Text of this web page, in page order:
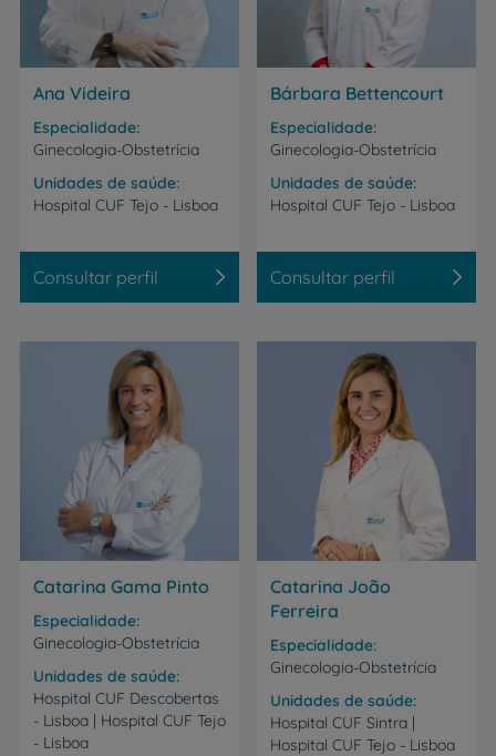
Ana Videira
Especialidade
Ginecologia-Obstetrícia
Unidades de saúde
Hospital CUF Tejo - Lisboa
Consultar perfil
Bárbara Bettencourt
Especialidade
Ginecologia-Obstetrícia
Unidades de saúde
Hospital CUF Tejo - Lisboa
Consultar perfil
Catarina Gama Pinto
Especialidade
Ginecologia-Obstetrícia
Unidades de saúde
Hospital CUF Descobertas
- Lisboa | Hospital CUF Tejo
- Lisboa
Catarina João
Ferreira
Especialidade
Ginecologia-Obstetrícia
Unidades de saúde
Hospital CUF Sintra |
Hospital CUF Tejo - Lisboa